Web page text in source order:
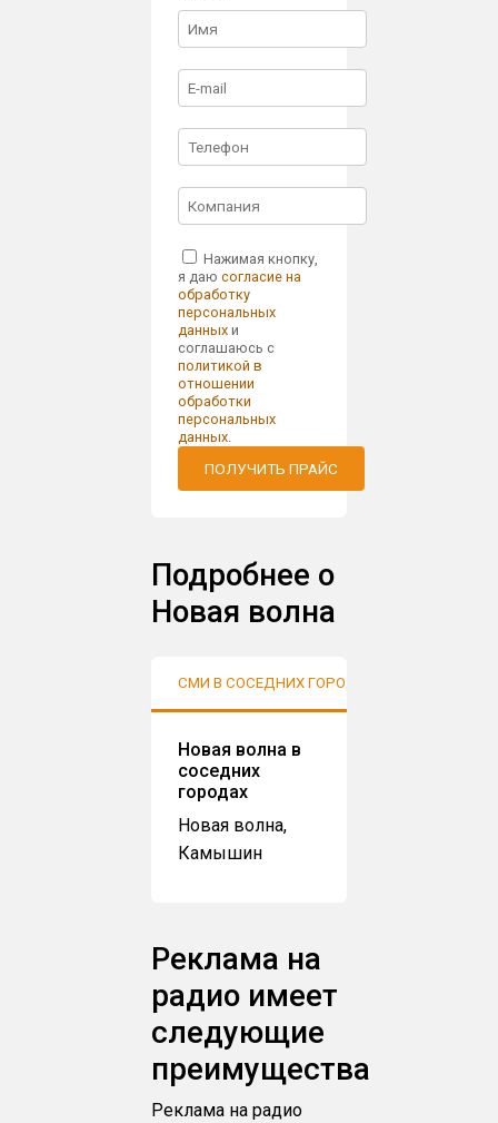
Нажимая кнопку,
я даюсогласие на
обработку
персональных
данных и
соглашаюсь с
политикой в
отношении
обработки
персональных
данных.
ПОЛУЧИТЬ ПРАЙС
Подробнее о
Новая волна
СМИ В СОСЕДНИХ ГОРОДАХ
Новая волна в
соседних
городах
Новая волна,
Камышин
Реклама на
радио имеет
следующие
преимущества
Реклама на радио